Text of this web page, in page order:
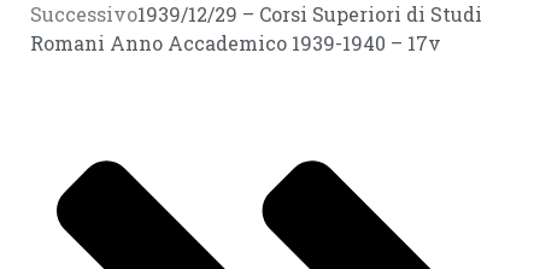
Successivo1939/12/29 – Corsi Superiori di Studi
Romani Anno Accademico 1939-1940 – 17v